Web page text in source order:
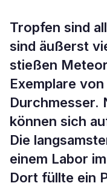
BDW Plus TECHNIK
Trickreiche
Tropfen sind
sind äußerst
stießen
Exemplare
Durchmesser.
können sich
Die
einem Labor
Dort füllte ein